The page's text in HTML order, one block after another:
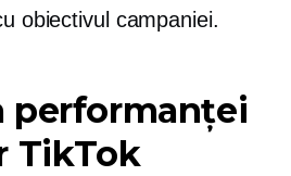
obiectivul campaniei.
performanței
TikTok